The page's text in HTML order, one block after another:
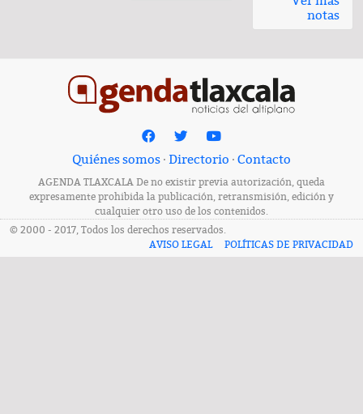
notas
Quiénes somos · Directorio · Contacto
AGENDA TLAXCALA De no existir previa autorización, queda
expresamente prohibida la publicación, retransmisión, edición y
cualquier otro uso de los contenidos.
© 2000 - 2017, Todos los derechos reservados.
AVISO LEGAL
POLÍTICAS DE PRIVACIDAD